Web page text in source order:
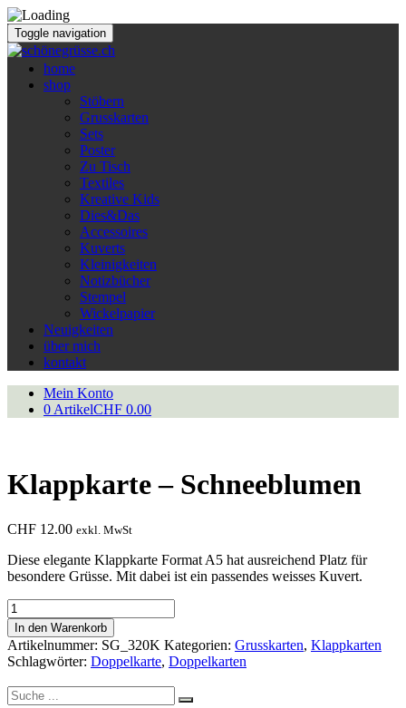
Toggle navigation
home
shop
Stöbern
Grusskarten
Sets
Poster
Zu Tisch
Textiles
Kreative Kids
Dies&Das
Accessoires
Kuverts
Kleinigkeiten
Notizbücher
Stempel
Wickelpapier
Neuigkeiten
über mich
kontakt
Mein Konto
0 ArtikelCHF 0.00
Klappkarte – Schneeblumen
CHF 12.00 exkl. MwSt
Diese elegante Klappkarte Format A5 hat ausreichend Platz für
besondere Grüsse. Mit dabei ist ein passendes weisses Kuvert.
Klappkarte
-
Schneeblumen
Menge
In den Warenkorb
Artikelnummer: SG_320K Kategorien: Grusskarten, Klappkarten
Schlagwörter: Doppelkarte, Doppelkarten
Suche